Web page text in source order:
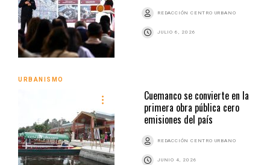
REDACCIÓN CENTRO URBANO
JULIO 6, 2026
URBANISMO
Cuemanco se convierte en la
primera obra pública cero
emisiones del país
REDACCIÓN CENTRO URBANO
JUNIO 4, 2026